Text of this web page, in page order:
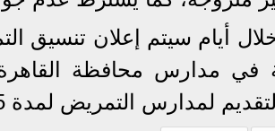
لمدارس التمريض لمدة 15 يوما.